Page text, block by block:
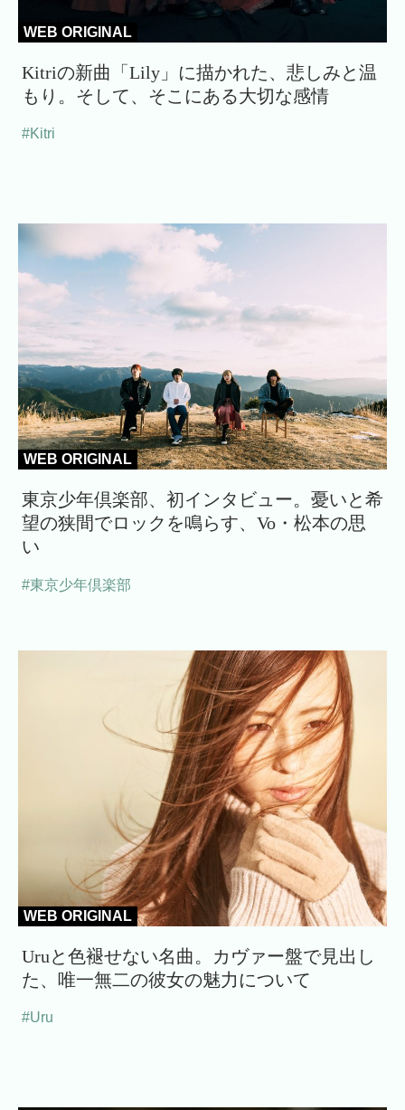
WEB ORIGINAL
Kitriの新曲「Lily」に描かれた、悲しみと温
もり。そして、そこにある大切な感情
#Kitri
WEB ORIGINAL
東京少年倶楽部、初インタビュー。憂いと希
望の狭間でロックを鳴らす、Vo・松本の思
い
#東京少年倶楽部
WEB ORIGINAL
Uruと色褪せない名曲。カヴァー盤で見出し
た、唯一無二の彼女の魅力について
#Uru